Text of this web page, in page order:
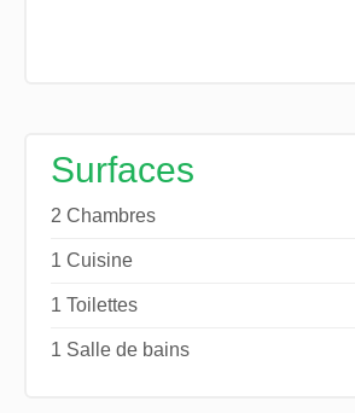
Surfaces
2 Chambres
1 Cuisine
1 Toilettes
1 Salle de bains